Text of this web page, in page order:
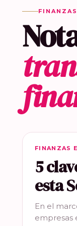
FINANZAS
FINANZAS
5
esta
En el
empresas